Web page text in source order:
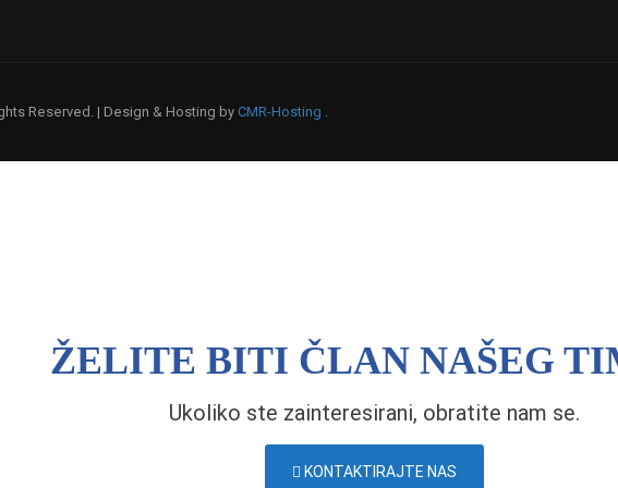
Reserved. | Design & Hosting by CMR-Hosting .
ŽELITE BITI ČLAN NAŠEG
Ukoliko ste zainteresirani, obratite nam se.
KONTAKTIRAJTE NAS